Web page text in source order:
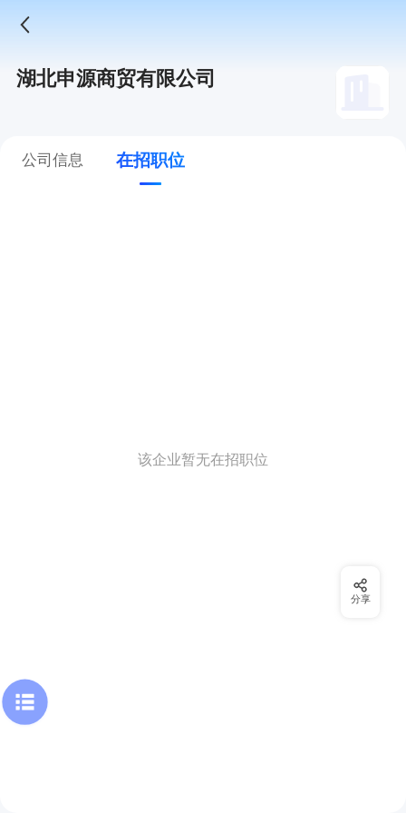
湖北申源商贸有限公司
公司信息 在招职位
该企业暂无在招职位
分享